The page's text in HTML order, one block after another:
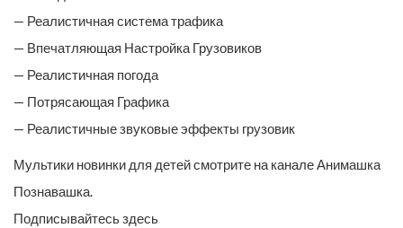
— Реалистичная система трафика
— Впечатляющая Настройка Грузовиков
— Реалистичная погода
— Потрясающая Графика
— Реалистичные звуковые эффекты грузовик
Мультики новинки для детей смотрите на канале Анимашка
Познавашка.
Подписывайтесь здесь